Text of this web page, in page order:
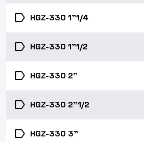
label HGZ-330 1"1/4
label HGZ-330 1"1/2
label HGZ-330 2"
label HGZ-330 2"1/2
label HGZ-330 3"